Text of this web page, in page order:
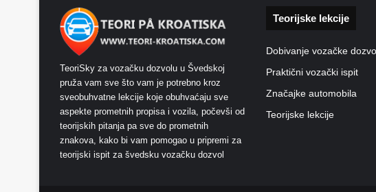
TeoriSky za vozačku dozvolu u Švedskoj
pruža vam sve što vam je potrebno kroz
sveobuhvatne lekcije koje obuhvaćaju sve
aspekte prometnih propisa i vozila, počevši od
teorijskih pitanja pa sve do prometnih
znakova, kako bi vam pomogao u pripremi za
teorijski ispit za švedsku vozačku dozvol
Teorijske lekcije
Dobivanje vozačke
Praktični vozački ispit
Značajke automobila
Teorijske lekcije